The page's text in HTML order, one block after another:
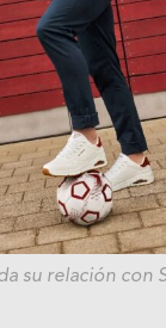
su relación con